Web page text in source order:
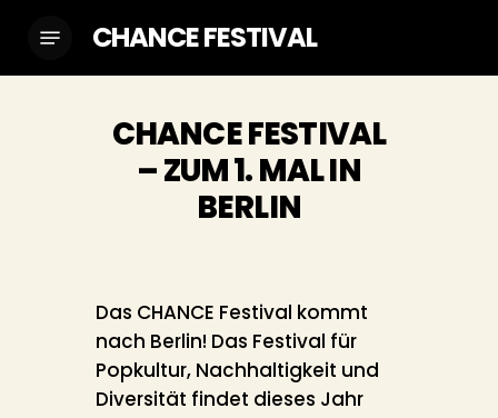
main
Menu CHANCE FESTIVAL
CHANCE FESTIVAL
– ZUM 1. MAL IN
BERLIN
Das CHANCE Festival kommt
nach Berlin! Das Festival für
Popkultur, Nachhaltigkeit und
Diversität findet dieses Jahr